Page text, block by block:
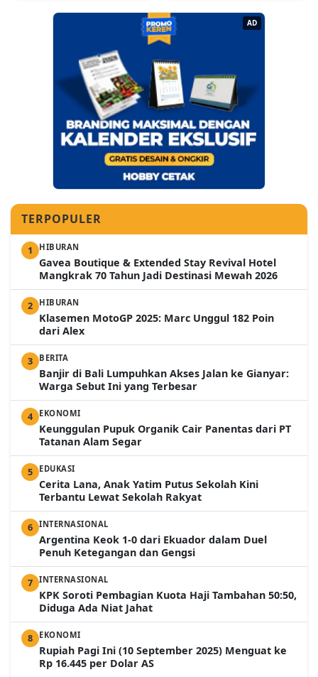
AD
TERPOPULER
1 HIBURAN
Gavea Boutique & Extended Stay Revival Hotel
Mangkrak 70 Tahun Jadi Destinasi Mewah 2026
2 HIBURAN
Klasemen MotoGP 2025: Marc Unggul 182 Poin
dari Alex
3 BERITA
Banjir di Bali Lumpuhkan Akses Jalan ke Gianyar:
Warga Sebut Ini yang Terbesar
4 EKONOMI
Keunggulan Pupuk Organik Cair Panentas dari PT
Tatanan Alam Segar
5 EDUKASI
Cerita Lana, Anak Yatim Putus Sekolah Kini
Terbantu Lewat Sekolah Rakyat
6 INTERNASIONAL
Argentina Keok 1-0 dari Ekuador dalam Duel
Penuh Ketegangan dan Gengsi
7 INTERNASIONAL
KPK Soroti Pembagian Kuota Haji Tambahan 50:50,
Diduga Ada Niat Jahat
8 EKONOMI
Rupiah Pagi Ini (10 September 2025) Menguat ke
Rp 16.445 per Dolar AS